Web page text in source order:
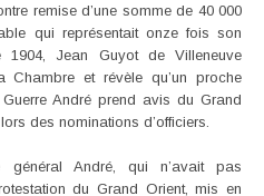
remise d’une somme de 40 000
qui représentait onze fois son
Jean Guyot de Villeneuve
Chambre et révèle qu’un proche
André prend avis du Grand
des nominations d’officiers.
André, qui n’avait pas
du Grand Orient, mis en